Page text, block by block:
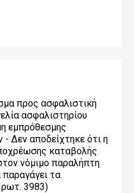
προς ασφαλιστική
ασφαλιστηρίου
εμπρόθεσμης
Δεν αποδείχτηκε ότι η
καταβολής
νόμιμο παραλήπτη
παραγάγει τα
3983)